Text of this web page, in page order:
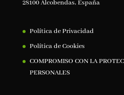
28100 Alcobendas, España
Política de Privacidad
Política de Cookies
COMPROMISO CON LA
PERSONALES